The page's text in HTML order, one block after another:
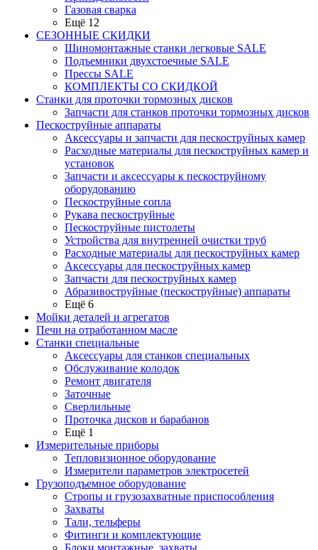
Газовая сварка
Ещё 12
СЕЗОННЫЕ СКИДКИ
Шиномонтажные станки легковые SALE
Подъемники двухстоечные SALE
Прессы SALE
КОМПЛЕКТЫ СО СКИДКОЙ
Станки для проточки тормозных дисков
Запчасти для станков проточки тормозных дисков
Пескоструйные аппараты
Аксессуары и запчасти для пескоструйных камер
Расходные материалы для пескоструйных камер и
установок
Запчасти и аксессуары к пескоструйному
оборудованию
Пескоструйные сопла
Рукава пескоструйные
Пескоструйные пистолеты
Устройства для внутренней очистки труб
Расходные материалы для пескоструйных камер
Аксессуары для пескоструйных камер
Запчасти для пескоструйных камер
Абразивоструйные (пескоструйные) аппараты
Ещё 6
Мойки деталей и агрегатов
Печи на отработанном масле
Станки специальные
Аксессуары для станков специальных
Обслуживание колодок
Ремонт двигателя
Заточные
Сверлильные
Проточка дисков и барабанов
Ещё 1
Измерительные приборы
Тепловизионное оборудование
Измерители параметров электросетей
Грузоподъемное оборудование
Стропы и грузозахватные приспособления
Захваты
Тали, тельферы
Фитинги и комплектующие
Блоки монтажные, захваты